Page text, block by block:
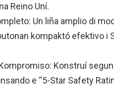
Reino Uní.
Un liña amplio di
kompaktó efektivo i
Konstruí
e “5-Star Safety